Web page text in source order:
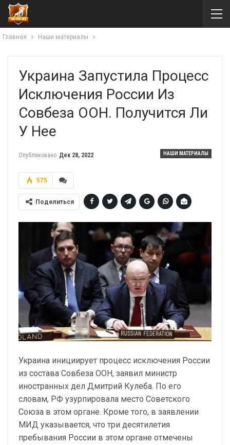
Главная Наши материалы
Украина Запустила Процесс
Исключения России Из
Совбеза ООН. Получится Ли
У Нее
НАШИ МАТЕРИАЛЫ
Опубликовано Дек 28, 2022
575
Поделиться
Украина инициирует процесс исключения России
из состава Совбеза ООН, заявил министр
иностранных дел Дмитрий Кулеба. По его
словам, РФ узурпировала место Советского
Союза в этом органе. Кроме того, в заявлении
МИД указывается, что три десятилетия
пребывания России в этом органе отмечены